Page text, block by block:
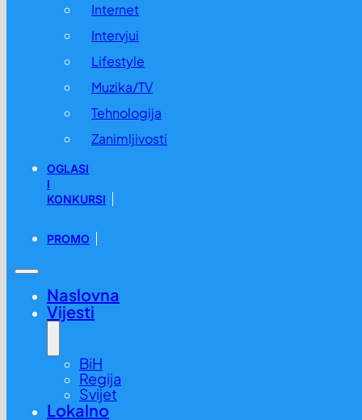
Internet
Intervjui
Lifestyle
Muzika/TV
Tehnologija
Zanimljivosti
OGLASI
I
KONKURSI
PROMO
Naslovna
Vijesti
BiH
Regija
Svijet
Lokalno